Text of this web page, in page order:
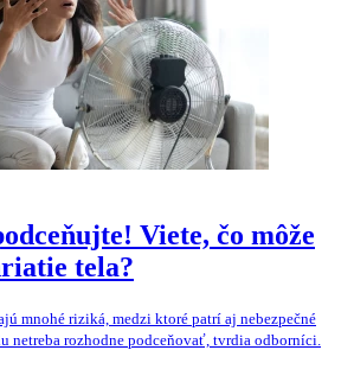
Viete, čo môže
tela?
mnohé riziká, medzi ktoré patrí aj nebezpečné
netreba rozhodne podceňovať, tvrdia odborníci.